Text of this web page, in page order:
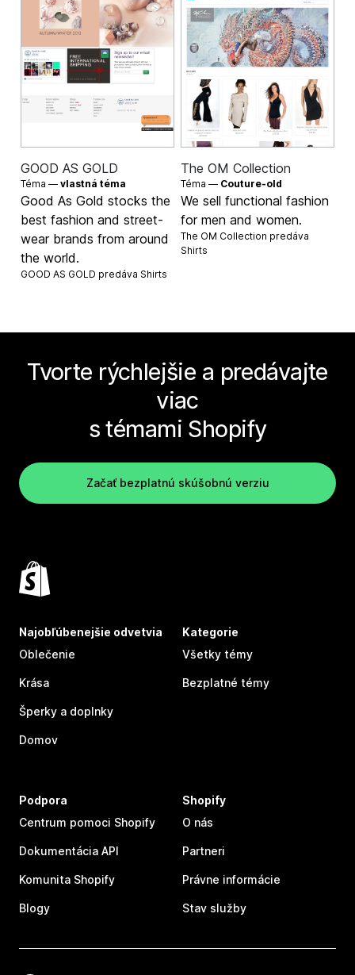
GOOD AS GOLD
Téma —vlastná téma
Good As Gold stocks the
best fashion and street-
wear brands from around
the world.
GOOD AS GOLD predáva Shirts
The OM Collection
Téma — Couture-old
We sell functional fashion
for men and women.
The OM Collection predáva
Shirts
Tvorte rýchlejšie a predávajte
viac
s témami Shopify
Začať bezplatnú skúšobnú verziu
Najobľúbenejšie odvetvia
Oblečenie
Krása
Šperky a doplnky
Domov
Kategorie
Všetky témy
Bezplatné témy
Podpora
Centrum pomoci Shopify
Dokumentácia API
Komunita Shopify
Blogy
Shopify
O nás
Partneri
Právne informácie
Stav služby